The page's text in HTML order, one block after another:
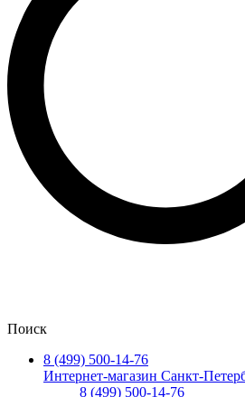
Поиск
8 (499) 500-14-76
Интернет-магазин Санкт-
8 (499) 500-14-76